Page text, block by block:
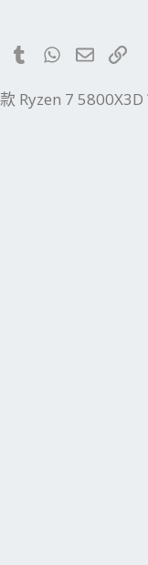
PinterestTumblrWhatsApp
電子郵件
連結
Ryzen 7 5800X3D